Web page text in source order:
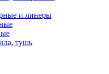
и линеры
тушь